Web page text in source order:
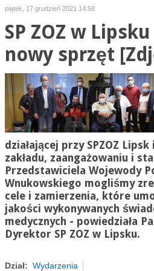
piątek, 17 grudzień 2021 14:58
SP ZOZ w
nowy sprzęt
działającej przy SPZOZ
zakładu, zaangażowaniu i
Przedstawiciela Wojewody
Wnukowskiego mogliśmy
cele i zamierzenia, które
jakości wykonywanych
medycznych - powiedziała
Dyrektor SP ZOZ w Lipsku.
Dział: Wydarzenia